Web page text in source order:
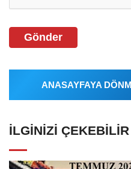
Gönder
ANASAYFAYA
İLGINIZI ÇEKEBILIR